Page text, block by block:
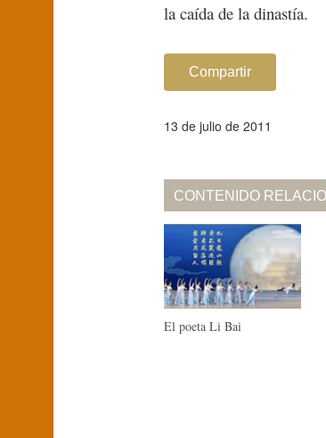
la caída de la dinastía.
Compartir
13 de julio de 2011
CONTENIDO
El poeta Li Bai